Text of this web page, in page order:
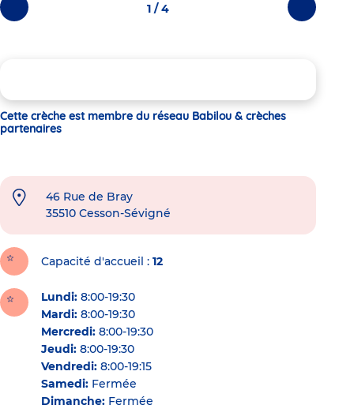
Photos
précédentes
Photos
suivantes
1 / 4
Cette crèche est membre du réseau Babilou & crèches
partenaires
46 Rue de Bray
35510 Cesson-Sévigné
Capacité d'accueil 12
Lundi: 8:00-19:30
Mardi: 8:00-19:30
Mercredi: 8:00-19:30
Jeudi: 8:00-19:30
Vendredi: 8:00-19:15
Samedi: Fermée
Dimanche: Fermée